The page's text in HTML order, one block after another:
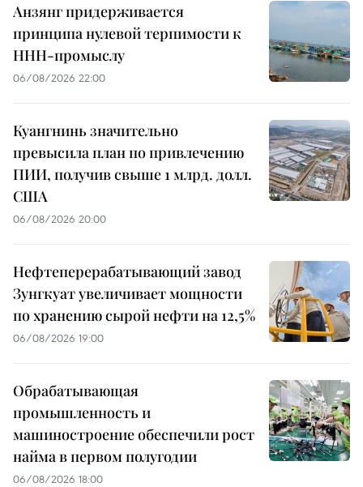
Анзянг придерживается
принципа нулевой терпимости к
ННН-промыслу
06/08/2026 22:00
Куангнинь значительно
превысила план по привлечению
ПИИ, получив свыше 1 млрд. долл.
США
06/08/2026 20:00
Нефтеперерабатывающий завод
Зунгкуат увеличивает мощности
по хранению сырой нефти на 12,5%
06/08/2026 19:00
Обрабатывающая
промышленность и
машиностроение обеспечили рост
найма в первом полугодии
06/08/2026 18:00